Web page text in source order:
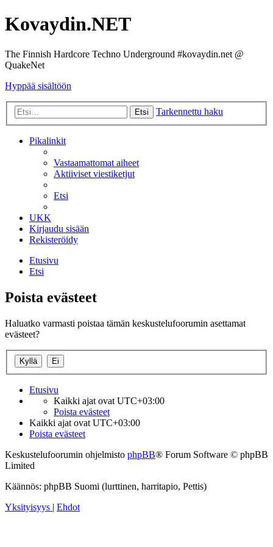
Kovaydin.NET
The Finnish Hardcore Techno Underground #kovaydin.net @
QuakeNet
Hyppää sisältöön
Etsi Tarkennettu haku
Pikalinkit
Vastaamattomat aiheet
Aktiiviset viestiketjut
Etsi
UKK
Kirjaudu sisään
Rekisteröidy
Etusivu
Etsi
Poista evästeet
Haluatko varmasti poistaa tämän keskustelufoorumin asettamat
evästeet?
Etusivu
Kaikki ajat ovat UTC+03:00
Poista evästeet
Kaikki ajat ovat UTC+03:00
Poista evästeet
Keskustelufoorumin ohjelmisto phpBB® Forum Software © phpBB
Limited
Käännös: phpBB Suomi (lurttinen, harritapio, Pettis)
Yksityisyys | Ehdot